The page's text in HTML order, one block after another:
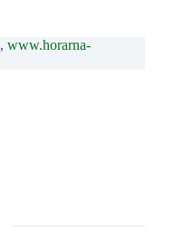
www.horarna-